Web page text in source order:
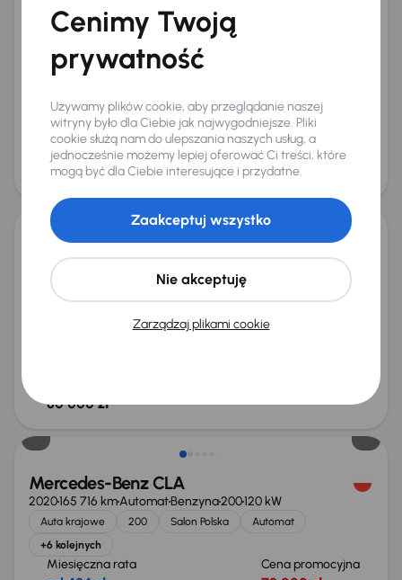
Mercedes-Benz CLA
193 378 km AutomatBenzyna 250 4MATIC
Książka serwisowa Auta krajowe
Salon Polska
od 336 zł 53 500 zł
Najniższa cena z 30 dni przed
obniżką
57 500 zł
Cena po obniżce
56 500 zł
Mercedes-Benz C 200 4MATIC
2016 AutomatBenzyna C 200 4MATIC 4x4
Auta krajowe
Automat
80 000 zł
Mercedes-Benz CLA
2020165 716 kmAutomatBenzyna200120 kW
Auta krajowe 200 Salon Polska
Automat
+6 kolejnych
Miesięczna rata Cena promocyjna
Cenimy Twoją
prywatność
Używamy plików cookie, aby przeglądanie naszej
witryny było dla Ciebie jak najwygodniejsze. Pliki
cookie służą nam do ulepszania naszych usług, a
jednocześnie możemy lepiej oferować Ci treści, które
mogą być dla Ciebie interesujące i przydatne.
Zarządzaj plikami cookie
Nie akceptuję
Zaakceptuj wszystko